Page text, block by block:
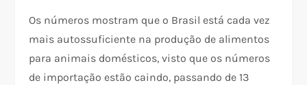
Os números mostram que o Brasil está cada vez
mais autossuficiente na produção de alimentos
para animais domésticos, visto que os números
de importação estão caindo, passando de 13